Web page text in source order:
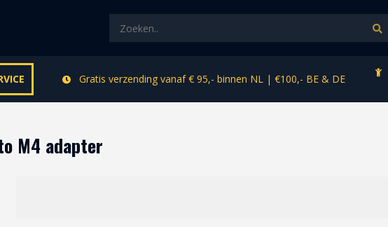
Gratis verzending vanaf € 95,- binnen NL | €100,- BE & DE
M4 adapter